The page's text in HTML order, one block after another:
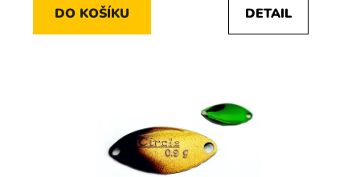
DO KOŠÍKU DETAIL